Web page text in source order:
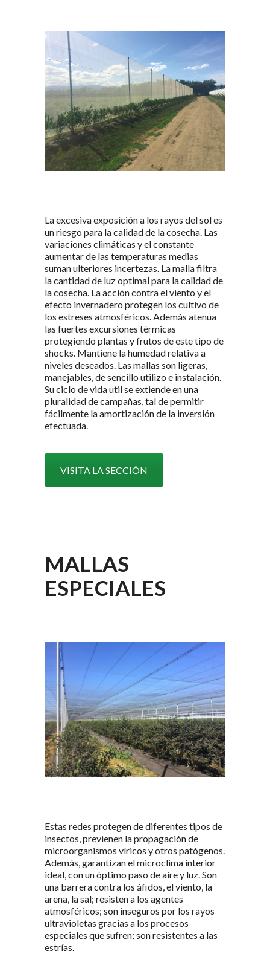
La excesiva exposición a los rayos del sol es
un riesgo para la calidad de la cosecha. Las
variaciones climáticas y el constante
aumentar de las temperaturas medias
suman ulteriores incertezas. La malla filtra
la cantidad de luz optimal para la calidad de
la cosecha. La acción contra el viento y el
efecto invernadero protegen los cultivo de
los estreses atmosféricos. Además atenua
las fuertes excursiones térmicas
protegiendo plantas y frutos de este tipo de
shocks. Mantiene la humedad relativa a
niveles deseados. Las mallas son ligeras,
manejables, de sencillo utilizo e instalación.
Su ciclo de vida util se extiende en una
pluralidad de campañas, tal de permitir
fácilmente la amortización de la inversión
efectuada.
VISITA LA SECCIÓN
MALLAS
ESPECIALES
Estas redes protegen de diferentes tipos de
insectos, previenen la propagación de
microorganismos víricos y otros patógenos.
Además, garantizan el microclima interior
ideal, con un óptimo paso de aire y luz. Son
una barrera contra los áfidos, el viento, la
arena, la sal; resisten a los agentes
atmosféricos; son inseguros por los rayos
ultravioletas gracias a los procesos
especiales que sufren; son resistentes a las
estrías.